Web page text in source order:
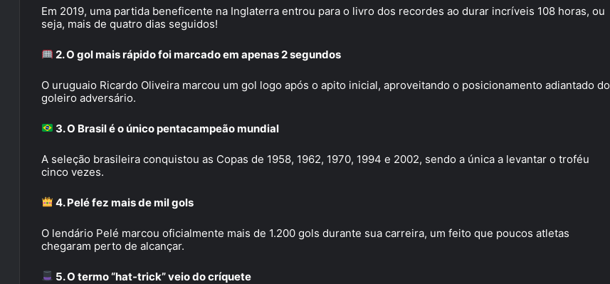
Em 2019, uma partida beneficente na Inglaterra entrou para o livro dos recordes ao durar incríveis 108 horas, ou
seja, mais de quatro dias seguidos!
2. O gol mais rápido foi marcado em apenas 2 segundos
O uruguaio Ricardo Oliveira marcou um gol logo após o apito inicial, aproveitando o posicionamento adiantado do
goleiro adversário.
3. O Brasil é o único pentacampeão mundial
A seleção brasileira conquistou as Copas de 1958, 1962, 1970, 1994 e 2002, sendo a única a levantar o troféu
cinco vezes.
4. Pelé fez mais de mil gols
O lendário Pelé marcou oficialmente mais de 1.200 gols durante sua carreira, um feito que poucos atletas
chegaram perto de alcançar.
5. O termo “hat-trick” veio do críquete